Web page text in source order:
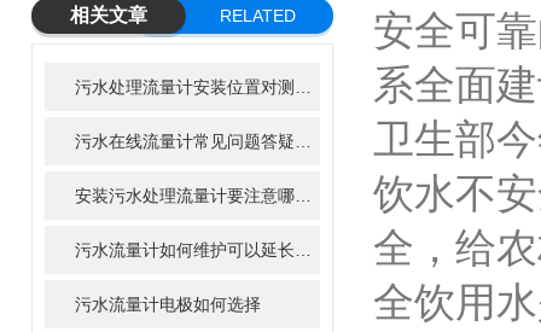
相关文章
RELATED
污水流量计电极如何选择
安全可
系全面
卫生部
饮水不
全，给
全饮用